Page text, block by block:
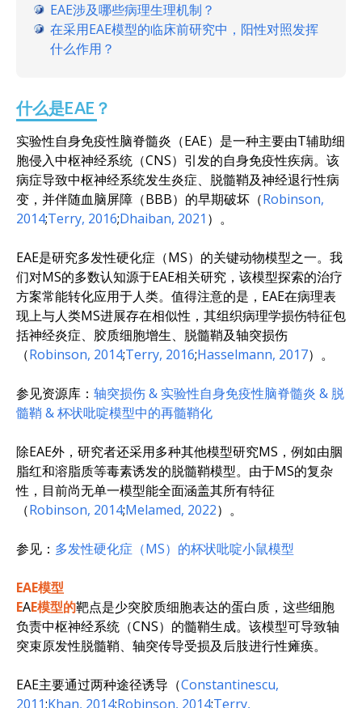
EAE涉及哪些病理生理机制？
在采用EAE模型的临床前研究中，阳性对照发挥
什么作用？
什么是EAE？
实验性自身免疫性脑脊髓炎（EAE）是一种主要由T辅助细
胞侵入中枢神经系统（CNS）引发的自身免疫性疾病。该
病症导致中枢神经系统发生炎症、脱髓鞘及神经退行性病
变，并伴随血脑屏障（BBB）的早期破坏（Robinson,
2014;Terry, 2016;Dhaiban, 2021 ）。
EAE是研究多发性硬化症（MS）的关键动物模型之一。我
们对MS的多数认知源于EAE相关研究，该模型探索的治疗
方案常能转化应用于人类。值得注意的是，EAE在病理表
现上与人类MS进展存在相似性，其组织病理学损伤特征包
括神经炎症、胶质细胞增生、脱髓鞘及轴突损伤
（Robinson, 2014;Terry, 2016;Hasselmann, 2017）。
参见资源库： 轴突损伤 & 实验性自身免疫性脑脊髓炎 & 脱
髓鞘 & 杯状吡啶模型中的再髓鞘化
除EAE外，研究者还采用多种其他模型研究MS，例如由胭
脂红和溶脂质等毒素诱发的脱髓鞘模型。由于MS的复杂
性，目前尚无单一模型能全面涵盖其所有特征
（Robinson, 2014;Melamed, 2022）。
参见： 多发性硬化症（MS）的杯状吡啶小鼠模型
EAE模型
EAE模型的靶点是少突胶质细胞表达的蛋白质，这些细胞
负责中枢神经系统（CNS）的髓鞘生成。该模型可导致轴
突束原发性脱髓鞘、轴突传导受损及后肢进行性瘫痪。
EAE主要通过两种途径诱导（Constantinescu,
2011;Khan, 2014;Robinson, 2014;Terry,